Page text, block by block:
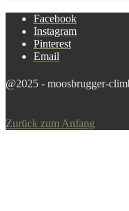
Facebook
Instagram
Pinterest
Email
@2025 - moosbrugger-
Zurück zum Anfang